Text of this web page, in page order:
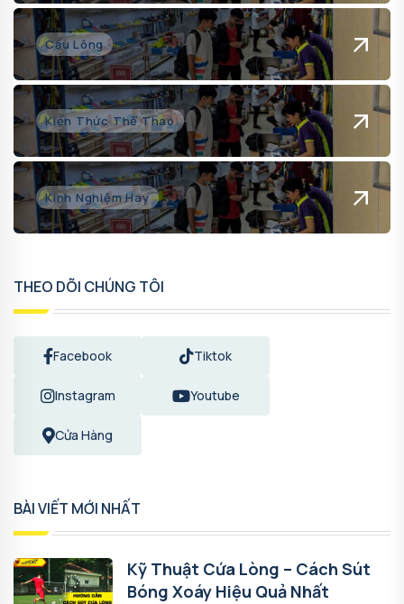
Cầu Lông
Kiến Thức Thể Thao
Kinh Nghiệm Hay
THEO DÕI CHÚNG TÔI
Facebook Tiktok
Instagram Youtube
Cửa Hàng
BÀI VIẾT MỚI NHẤT
Kỹ Thuật Cứa Lòng – Cách Sút
Bóng Xoáy Hiệu Quả Nhất